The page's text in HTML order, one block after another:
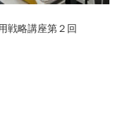
戦略講座第２回